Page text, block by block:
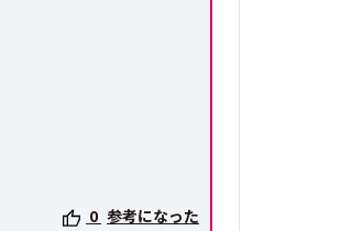
0 参考になった